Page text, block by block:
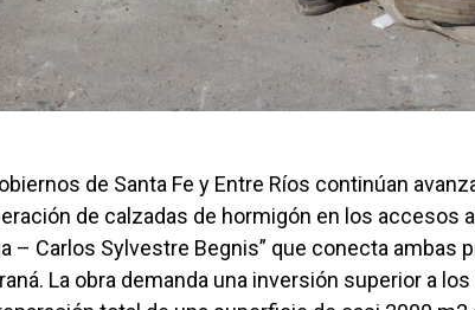
de Santa Fe y Entre Ríos continúan
de calzadas de hormigón en los accesos
– Carlos Sylvestre Begnis” que conecta ambas
La obra demanda una inversión superior a